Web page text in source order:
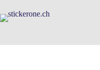
Inhalt
springen